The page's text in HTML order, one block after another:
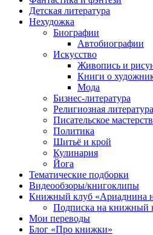
Детская литература
Нехудожка
Биографии
Автобиографии
Искусство
Живопись и
Книги о
Мода
Бизнес-литература
Религиозная литература
Писательское
Политика
Шитьё и крой
Кулинария
Йога
Тематические подборки
Видеообзоры/книгоклипы
Книжный клуб «Ариаднина
Подписка на книжный
Мои переводы
Блог «Про книжки»